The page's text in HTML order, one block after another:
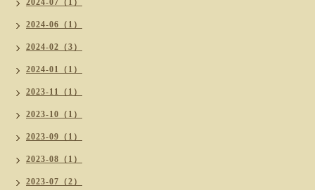
2024-07（1）
2024-06（1）
2024-02（3）
2024-01（1）
2023-11（1）
2023-10（1）
2023-09（1）
2023-08（1）
2023-07（2）